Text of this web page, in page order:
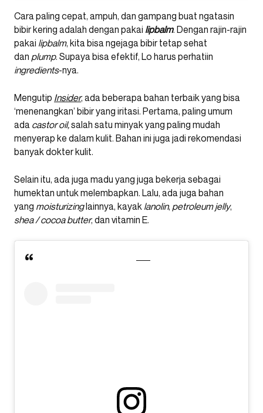
Cara paling cepat, ampuh, dan gampang buat ngatasin
bibir kering adalah dengan pakai lipbalm. Dengan rajin-rajin
pakai lipbalm, kita bisa ngejaga bibir tetap sehat
dan plump. Supaya bisa efektif, Lo harus perhatiin
ingredients-nya.
Mengutip Insider, ada beberapa bahan terbaik yang bisa
‘menenangkan’ bibir yang iritasi. Pertama, paling umum
ada castor oil,salah satu minyak yang paling mudah
menyerap ke dalam kulit. Bahan ini juga jadi rekomendasi
banyak dokter kulit.
Selain itu, ada juga madu yang juga bekerja sebagai
humektan untuk melembapkan. Lalu, ada juga bahan
yang moisturizinglainnya, kayak lanolin, petroleum jelly,
shea / cocoa butter, dan vitamin E.